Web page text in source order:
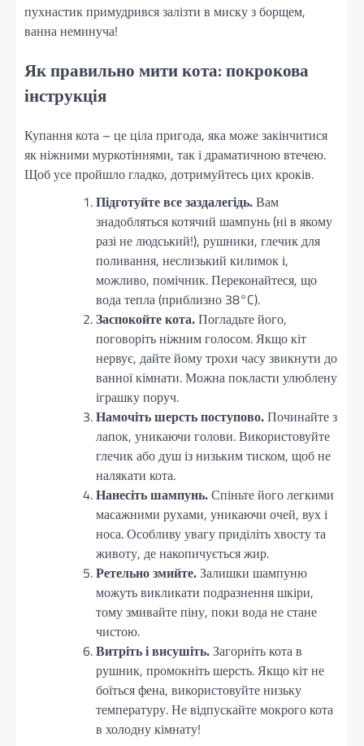
пухнастик примудрився залізти в миску з борщем,
ванна неминуча!
Як правильно мити кота: покрокова
інструкція
Купання кота – це ціла пригода, яка може закінчитися
як ніжними муркотіннями, так і драматичною втечею.
Щоб усе пройшло гладко, дотримуйтесь цих кроків.
Підготуйте все заздалегідь.Вам
знадобляться котячий шампунь (ні в якому
разі не людський!), рушники, глечик для
поливання, неслизький килимок і,
можливо, помічник. Переконайтеся, що
вода тепла (приблизно 38°C).
Заспокойте кота.Погладьте його,
поговоріть ніжним голосом. Якщо кіт
нервує, дайте йому трохи часу звикнути до
ванної кімнати. Можна покласти улюблену
іграшку поруч.
Намочіть шерсть поступово.Починайте з
лапок, уникаючи голови. Використовуйте
глечик або душ із низьким тиском, щоб не
налякати кота.
Нанесіть шампунь.Спіньте його легкими
масажними рухами, уникаючи очей, вух і
носа. Особливу увагу приділіть хвосту та
животу, де накопичується жир.
Ретельно змийте.Залишки шампуню
можуть викликати подразнення шкіри,
тому змивайте піну, поки вода не стане
чистою.
Витріть і висушіть.Загорніть кота в
рушник, промокніть шерсть. Якщо кіт не
боїться фена, використовуйте низьку
температуру. Не відпускайте мокрого кота
в холодну кімнату!